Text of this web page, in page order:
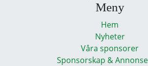
Meny
Hem
Nyheter
Våra sponsorer
Sponsorskap &